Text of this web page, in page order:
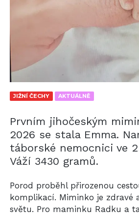
JIŽNÍ ČECHY AKTUÁLNĚ
Prvním jihočeským
2026 se stala Emma.
táborské nemocnici ve
Váží 3430 gramů.
Porod proběhl přirozenou
komplikací. Miminko je zdravé
světu. Pro maminku Radku a